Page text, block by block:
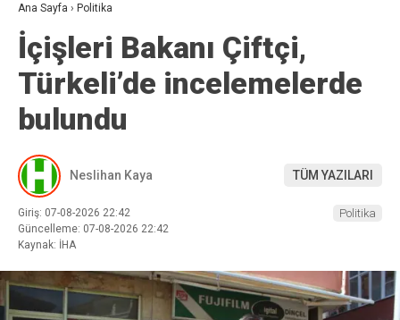
Ana Sayfa › Politika
İçişleri Bakanı Çiftçi,
Türkeli’de incelemelerde
bulundu
Neslihan Kaya TÜM YAZILARI
Giriş: 07-08-2026 22:42
Güncelleme: 07-08-2026 22:42
Kaynak: İHA
Politika